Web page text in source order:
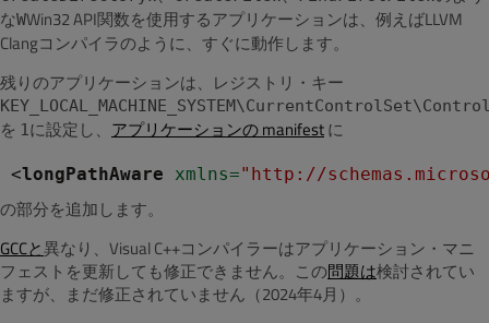
なWWin32 API関数を使用するアプリケーションは、例えばLLVM
Clangコンパイラのように、すぐに動作します。
残りのアプリケーションは、レジストリ・キー
を 1に設定し、 アプリケーションの manifestに
<longPathAware xmlns="http://
の部分を追加します。
GCCと異なり、Visual C++コンパイラーはアプリケーション・マニ
フェストを更新しても修正できません。この問題は検討されてい
ますが、まだ修正されていません（2024年4月）。